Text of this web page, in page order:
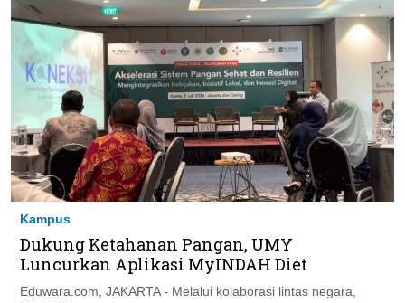
Kampus
Dukung Ketahanan Pangan, UMY
Luncurkan Aplikasi MyINDAH Diet
Eduwara.com, JAKARTA - Melalui kolaborasi lintas negara,